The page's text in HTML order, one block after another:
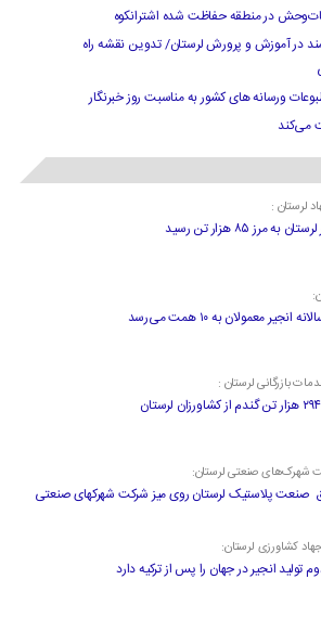
در منطقه حفاظت شده اشترانکوه
در آموزش و پرورش لرستان/ تدوین نقشه راه
ورسانه های کشور به مناسبت روز خبرنگار
می‌کند
لرستان :
مرز ۸۵ هزار تن رسید
معمولان به ۱۰ همت می‌رسد
بازرگانی لرستان :
شهرک‌های صنعتی لرستان:
صنعت پلاستیک لرستان روی میز شرکت شهرکهای صنعتی
کشاورزی لرستان:
تولید انجیر در جهان را پس از ترکیه دارد